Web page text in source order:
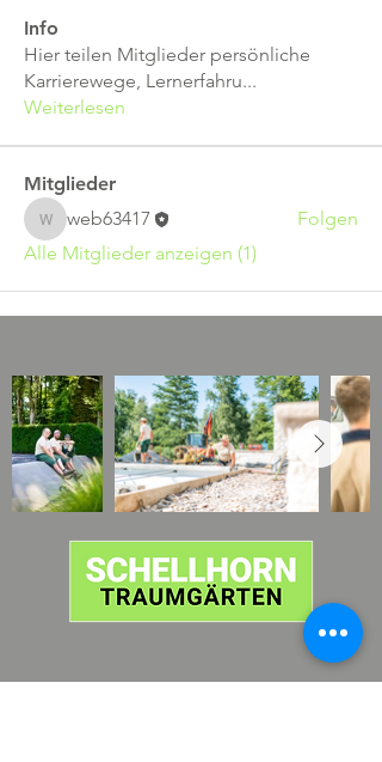
Info
Hier teilen Mitglieder persönliche
Karrierewege, Lernerfahru...
Weiterlesen
Mitglieder
web63417
web63417
Folgen
Alle Mitglieder anzeigen (1)